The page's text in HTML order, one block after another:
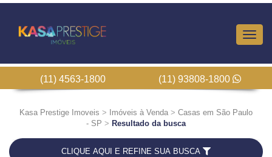
(11) 4563-1800 (11) 93808-1800
Kasa Prestige Imoveis > Imóveis à Venda > Casas em São Paulo
- SP > Resultado da busca
CLIQUE AQUI E REFINE SUA BUSCA